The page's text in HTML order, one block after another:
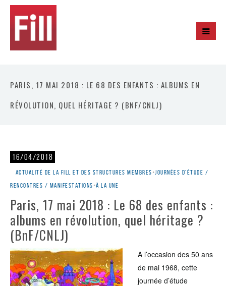
PARIS, 17 MAI 2018 : LE 68 DES ENFANTS : ALBUMS EN
RÉVOLUTION, QUEL HÉRITAGE ? (BNF/CNLJ)
16/04/2018
Actualité de la Fill et des structures membres •Journées d'étude /
rencontres / manifestations •À la une
Paris, 17 mai 2018 : Le 68 des enfants :
albums en révolution, quel héritage ?
(BnF/CNLJ)
A l’occasion des 50 ans
de mai 1968, cette
journée d’étude